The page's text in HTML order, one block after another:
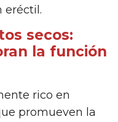
eréctil.
secos:
la función
rico en
promueven la